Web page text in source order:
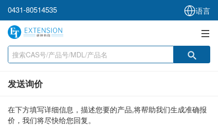
0431-80514535 语言
发送询价
在下方填写详细信息，描述您要的产品,将帮助我们生成准确报
价，我们将尽快给您回复。